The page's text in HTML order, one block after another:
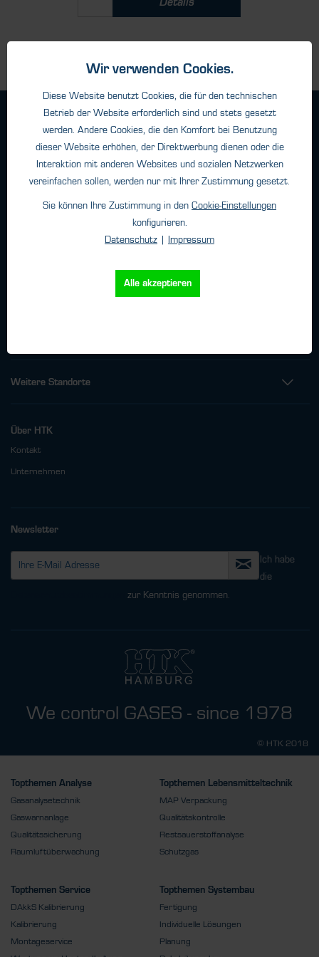
Details
Geschäftsbedingungen
Datenschutz
Impressum
Oehleckerring 32 • 22419 Hamburg
Telefon: +49 (0)40 - 600 38 38 - 0
Weitere Standorte
Über HTK
Kontakt
Unternehmen
Newsletter
Ich habe
die
zur Kenntnis genommen.
We control GASES - since 1978
© HTK 2018
Topthemen Analyse
Gasanalysetechnik
Gaswarnanlage
Qualitätssicherung
Raumluftüberwachung
Topthemen Lebensmitteltechnik
MAP Verpackung
Qualitätskontrolle
Restsauerstoffanalyse
Schutzgas
Topthemen Service
DAkkS Kalibrierung
Kalibrierung
Montageservice
Topthemen Systembau
Fertigung
Individuelle Lösungen
Planung
Wir verwenden Cookies.
Diese Website benutzt Cookies, die für den technischen
Betrieb der Website erforderlich sind und stets gesetzt
werden. Andere Cookies, die den Komfort bei Benutzung
dieser Website erhöhen, der Direktwerbung dienen oder die
Interaktion mit anderen Websites und sozialen Netzwerken
vereinfachen sollen, werden nur mit Ihrer Zustimmung gesetzt.
Sie können Ihre Zustimmung in den Cookie-Einstellungen
konfigurieren.
Datenschutz
Impressum
Alle akzeptieren